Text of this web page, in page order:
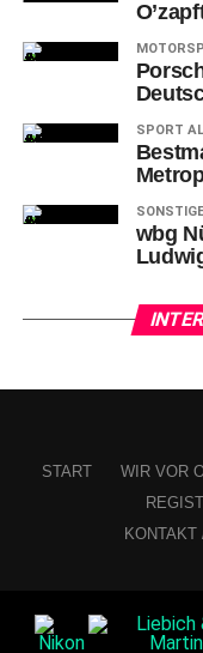
UP NEXT
Preordering im
Bratwurst-Weggla
Neu im
angelegtes
SPORT
wbg
START WIR VOR